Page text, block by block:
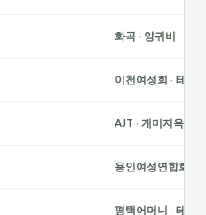
화곡 · 양귀비
이천여성회 · 테미
AJT · 개미지옥
용인여성연합회
평택어머니 · 테미